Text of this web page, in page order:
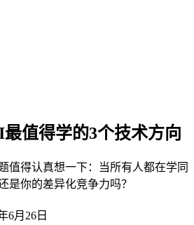
值得学的3个技术方向
值得认真想一下：当所有人都在学同
是你的差异化竞争力吗？
6月26日